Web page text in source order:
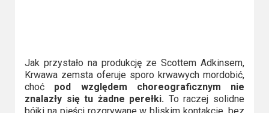
Jak przystało na produkcję ze Scottem Adkinsem,
Krwawa zemsta oferuje sporo krwawych mordobić,
choć pod względem choreograficznym nie
znalazły się tu żadne perełki. To raczej solidne